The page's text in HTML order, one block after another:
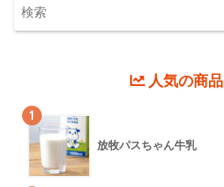
人気の商品
1
放牧パスちゃん牛乳